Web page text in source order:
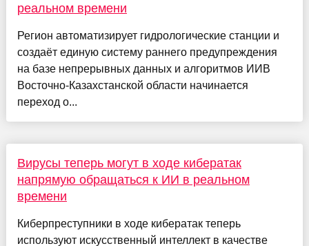
реальном времени
Регион автоматизирует гидрологические станции и
создаёт единую систему раннего предупреждения
на базе непрерывных данных и алгоритмов ИИВ
Восточно-Казахстанской области начинается
переход о...
Вирусы теперь могут в ходе кибератак
напрямую обращаться к ИИ в реальном
времени
Киберпреступники в ходе кибератак теперь
используют искусственный интеллект в качестве